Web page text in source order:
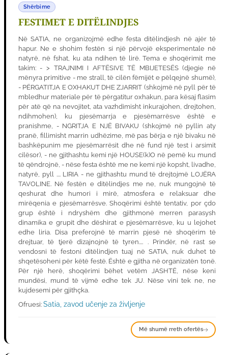
Shërbime
FESTIMET E DITËLINDJES
Në SATIA, ne organizojmë edhe festa ditëlindjesh në ajër të
hapur. Ne e shohim festën si një përvojë eksperimentale në
natyrë, në fshat, ku ata ndihen të lirë. Tema e shoqërimit me
takim: - > TRAJNIMI I AFTËSIVE TË MBIJETESËS (djegie në
mënyra primitive - me strall, të cilën fëmijët e pëlqejnë shumë),
- PËRGATITJA E OXHAKUT DHE ZJARRIT (shkojmë në pyll për të
mbledhur materiale për të përgatitur oxhakun, para kësaj flasim
për atë që na nevojitet, ata vazhdimisht inkurajohen, drejtohen,
ndihmohen), ku pjesëmarrja e pjesëmarrësve është e
pranishme, - NGRITJA E NJË BIVAKU (shkojmë në pyllin aty
pranë, fillimisht marrin udhëzime, më pas bërja e një bivaku në
bashkëpunim me pjesëmarrësit dhe në fund një test i arsimit
cilësor), - ne gjithashtu kemi një HOUSE(k)O në pemë ku mund
të qëndrojnë, - nëse festa është me ne kemi një kopsht, livadhe,
natyrë, pyll .... LIRIA - ne gjithashtu mund të drejtojmë LOJËRA
TAVOLINE. Në festën e ditëlindjes me ne, nuk mungojnë të
qeshurat dhe humori i mirë, atmosfera e relaksuar dhe
mirëqenia e pjesëmarrësve. Shoqërimi është tentativ, por çdo
grup është i ndryshëm dhe gjithmonë merren parasysh
dinamika e grupit dhe dëshirat e pjesëmarrësve, ku u lejohet
edhe liria. Disa preferojnë të marrin pjesë në shoqërim të
drejtuar, të tjerë dizajnojnë të tyren.... . Prindër, në rast se
vendosni të festoni ditëlindjen tuaj në SATIA, nuk duhet të
shqetësoheni për këtë festë. Është e gjitha në organizatën tonë.
Për një herë, shoqërimi bëhet vetëm JASHTË, nëse keni
mundësi, mund të vijmë edhe tek JU. Nëse vini tek ne, ne
kujdesemi për gjithçka.
Ofruesi: Satia, zavod učenje za življenje
Më shumë rreth ofertës